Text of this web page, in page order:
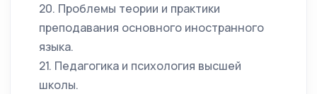
20. Проблемы теории и практики
преподавания основного иностранного
языка.
21. Педагогика и психология высшей
школы.